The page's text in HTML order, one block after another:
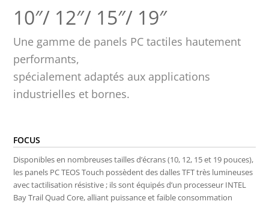
10″/ 12″/ 15″/ 19″
Une gamme de panels PC tactiles hautement
performants,
spécialement adaptés aux applications
industrielles et bornes.
FOCUS
Disponibles en nombreuses tailles d’écrans (10, 12, 15 et 19 pouces),
les panels PC TEOS Touch possèdent des dalles TFT très lumineuses
avec tactilisation résistive ; ils sont équipés d’un processeur INTEL
Bay Trail Quad Core, alliant puissance et faible consommation